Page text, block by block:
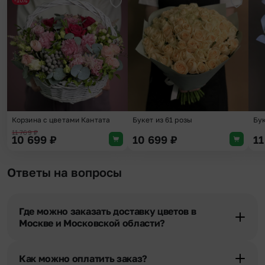
Добавить в избранное
Корзина с цветами Кантата
11 769₽
10 699 ₽
Букет из 61 розы
10 699 ₽
Ответы на вопросы
Где можно заказать доставку цветов в
Москве и Московской области?
Как можно оплатить заказ?